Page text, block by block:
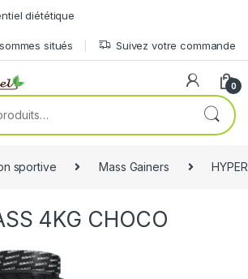
diététique
situés Suivez votre commande
0
sportive Mass Gainers
4KG CHOCO